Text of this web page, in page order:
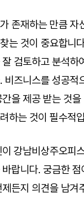
존재하는 만큼 자
는 것이 중요합니
검토하고 분석하
비즈니스를 성공적
을 제공 받는 것
하는 것이 필수적
강남비상주오피
랍니다. 궁금한
든지 의견을 남겨